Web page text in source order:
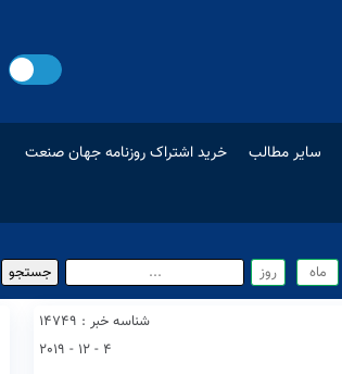
سایر مطالب
خرید اشتراک روزنامه جهان صنعت
شناسه خبر : 14749
4 - 12 - 2019